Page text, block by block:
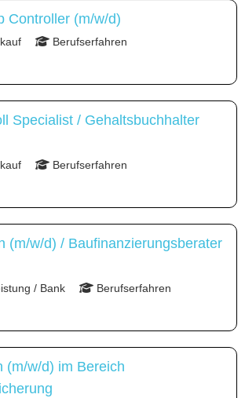
Controller (m/w/d)
Berufserfahren
Specialist / Gehaltsbuchhalter
Berufserfahren
(m/w/d) / Baufinanzierungsberater
/ Bank Berufserfahren
(m/w/d) im Bereich